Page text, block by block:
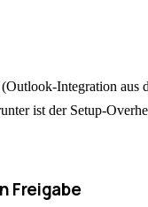
Integration
ist der Setup-
Freigabe